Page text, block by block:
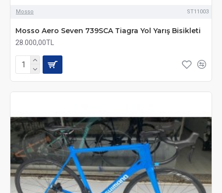
Mosso ST11003
Mosso Aero Seven 739SCA Tiagra Yol Yarış Bisikleti
28.000,00TL